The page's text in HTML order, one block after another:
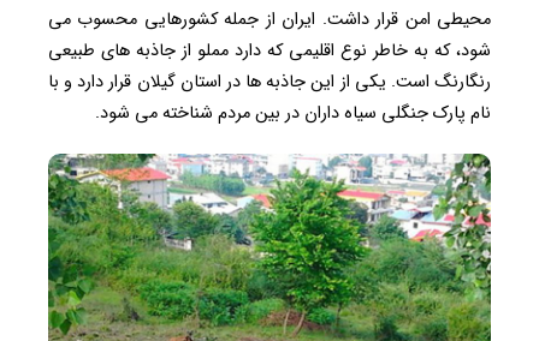
محیطی امن قرار داشت. ایران از جمله کشورهایی محسوب می
شود، که به خاطر نوع اقلیمی که دارد مملو از جاذبه های طبیعی
رنگارنگ است. یکی از این جاذبه ها در استان گیلان قرار دارد و با
نام پارک جنگلی سیاه داران در بین مردم شناخته می شود.